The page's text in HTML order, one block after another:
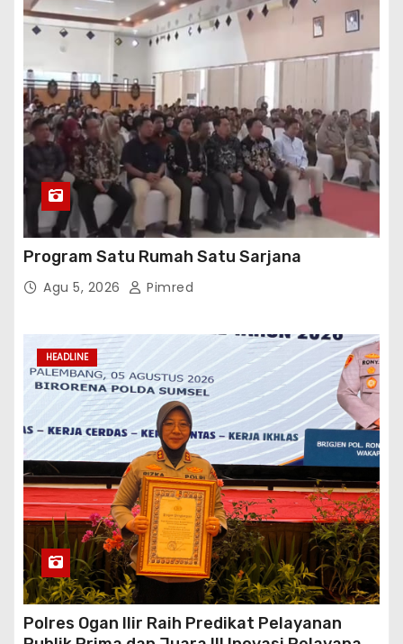
Program Satu Rumah Satu Sarjana
Agu 5, 2026 Pimred
HEADLINE
Polres Ogan Ilir Raih Predikat Pelayanan